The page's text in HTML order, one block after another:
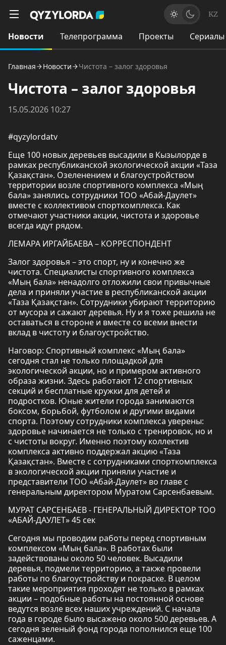
KZ
Новости Телепрограмма Проекты Сериалы
Главная Новости Чистота – залог здоровья
Чистота – залог здоровья
15.05.2026 10:27
#qyzylordatv
Еще 100 новых деревьев высадили в Кызылорде в
рамках республиканской экологической акции «Таза
Қазақстан». Озеленением и благоустройством
территории возле спортивного комплекса «Мың
бала» занялись сотрудники ТОО «Абай-Даулет»
вместе с коллективом спорткомплекса. Как
отмечают участники акции, чистота и здоровье
всегда идут рядом.
ЛЕМАРА ИРГАЙБАЕВА – КОРРЕСПОНДЕНТ
Залог здоровья – это спорт, ну и конечно же
чистота. Специалисты спортивного комплекса
«Мың бала» ненадолго отложили свои привычные
дела и приняли участие в республиканской акции
«Таза Қазақстан». Сотрудники убирают территорию
от мусора и сажают деревья. Ну и я тоже решила не
оставаться в стороне и вместе со всеми внести
вклад в чистоту и благоустройство.
Наговор: Спортивный комплекс «Мың бала»
сегодня стал не только площадкой для
экологической акции, но и примером активного
образа жизни. Здесь работают 12 спортивных
секций и бесплатные кружки для детей и
подростков. Юные жители города занимаются
боксом, борьбой, футболом и другими видами
спорта. Поэтому сотрудники комплекса уверены:
здоровье начинается не только с тренировок, но и
с чистоты вокруг. Именно поэтому коллектив
комплекса активно поддержал акцию «Таза
Қазақстан». Вместе с сотрудниками спорткомплекса
в экологической акции приняли участие и
представители ТОО «Абай-Даулет» во главе с
генеральным директором Муратом Сарсенбаевым.
МУРАТ САРСЕНБАЕВ - ГЕНЕРАЛЬНЫЙ ДИРЕКТОР ТОО
«АБАЙ-ДАУЛЕТ» 45 сек
Сегодня мы проводим работы перед спортивным
комплексом «Мың бала». В работах были
задействованы около 50 человек. Высадили
деревья, подмели территорию, а также провели
работы по благоустройству и покраске. В целом
такие мероприятия проходят не только в рамках
акции – подобные работы на постоянной основе
ведутся возле всех наших учреждений. С начала
года в городе было высажено около 500 деревьев. А
сегодня зеленый фонд города пополнился еще 100
саженцами.